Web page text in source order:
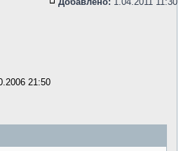
21:50